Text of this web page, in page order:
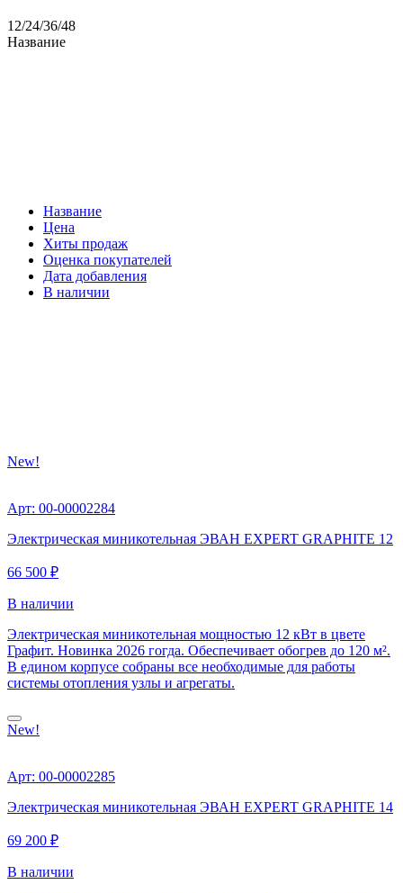
12/24/36/48
Название
Название
Цена
Хиты продаж
Оценка покупателей
Дата добавления
В наличии
New!
Арт: 00-00002284
Электрическая миникотельная ЭВАН EXPERT GRAPHITE 12
66 500 ₽
В наличии
Электрическая миникотельная мощностью 12 кВт в цвете
Графит. Новинка 2026 гогда. Обеспечивает обогрев до 120 м².
В едином корпусе собраны все необходимые для работы
системы отопления узлы и агрегаты.
New!
Арт: 00-00002285
Электрическая миникотельная ЭВАН EXPERT GRAPHITE 14
69 200 ₽
В наличии